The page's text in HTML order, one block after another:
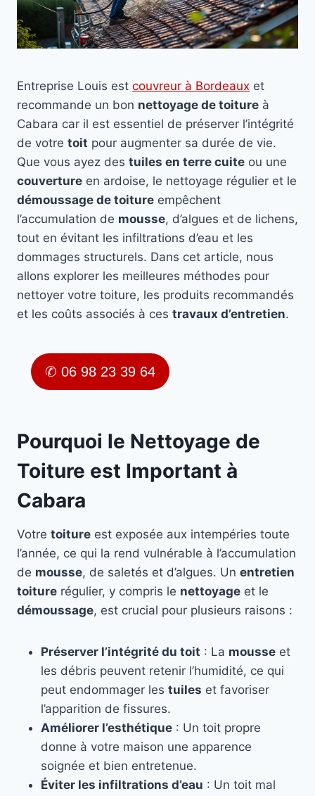
Entreprise Louis est couvreur à Bordeaux et
recommande un bon nettoyage de toiture à
Cabara car il est essentiel de préserver l’intégrité
de votre toit pour augmenter sa durée de vie.
Que vous ayez des tuiles en terre cuite ou une
couverture en ardoise, le nettoyage régulier et le
démoussage de toiture empêchent
l’accumulation de mousse, d’algues et de lichens,
tout en évitant les infiltrations d’eau et les
dommages structurels. Dans cet article, nous
allons explorer les meilleures méthodes pour
nettoyer votre toiture, les produits recommandés
et les coûts associés à ces travaux d’entretien.
✆ 06 98 23 39 64
Pourquoi le Nettoyage de
Toiture est Important à
Cabara
Votre toiture est exposée aux intempéries toute
l’année, ce qui la rend vulnérable à l’accumulation
de mousse, de saletés et d’algues. Un entretien
toiture régulier, y compris le nettoyage et le
démoussage, est crucial pour plusieurs raisons :
Préserver l’intégrité du toit : La mousse et
les débris peuvent retenir l’humidité, ce qui
peut endommager les tuiles et favoriser
l’apparition de fissures.
Améliorer l’esthétique : Un toit propre
donne à votre maison une apparence
soignée et bien entretenue.
Éviter les infiltrations d’eau : Un toit mal